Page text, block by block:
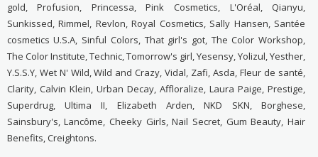
gold, Profusion, Princessa, Pink Cosmetics, L'Oréal, Qianyu,
Sunkissed, Rimmel, Revlon, Royal Cosmetics, Sally Hansen, Santée
cosmetics U.S.A, Sinful Colors, That girl's got, The Color Workshop,
The Color Institute, Technic, Tomorrow's girl, Yesensy, Yolizul, Yesther,
Y.S.S.Y, Wet N' Wild, Wild and Crazy, Vidal, Zafi, Asda, Fleur de santé,
Clarity, Calvin Klein, Urban Decay, Affloralize, Laura Paige, Prestige,
Superdrug, Ultima II, Elizabeth Arden, NKD SKN, Borghese,
Sainsbury's, Lancôme, Cheeky Girls, Nail Secret, Gum Beauty, Hair
Benefits, Creightons.